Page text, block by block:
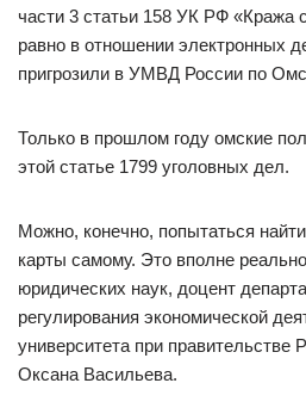
части 3 статьи 158 УК РФ «Кража
равно в отношении электронных
пригрозили в УМВД России по
Только в прошлом году омские
этой статье 1799 уголовных дел.
Можно, конечно, попытаться
карты самому. Это вполне
юридических наук, доцент
регулирования экономической
университета при правительстве
Оксана Васильева.